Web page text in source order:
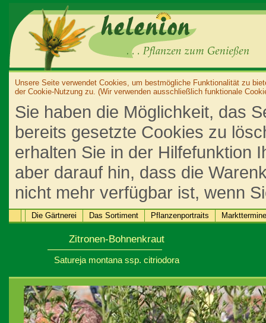
Unsere Seite verwendet Cookies, um bestmögliche Funktionalität zu
der Cookie-Nutzung zu. (Wir verwenden ausschließlich funktionale
Sie haben die Möglichkeit, das
bereits gesetzte Cookies zu
erhalten Sie in der Hilfefunktion
aber darauf hin, dass die
nicht mehr verfügbar ist, wenn
Die Gärtnerei Das Sortiment Pflanzenportraits Markttermine
Zitronen-Bohnenkraut
Satureja montana ssp. citriodora